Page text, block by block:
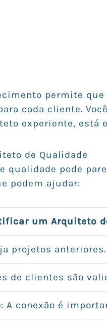
permite que
cada cliente.
experiente, está
de Qualidade
pode
podem ajudar:
um Arquiteto
projetos anteriores.
de clientes são
: A conexão é